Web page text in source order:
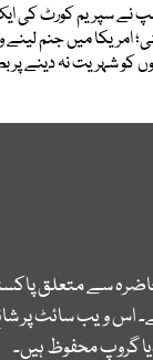
نے سپریم کورٹ کی
امریکا میں جنم لینے
کو شہریت نہ دینے پر
سے متعلق
ویب سائٹ پر
گروپ محفوظ ہیں۔